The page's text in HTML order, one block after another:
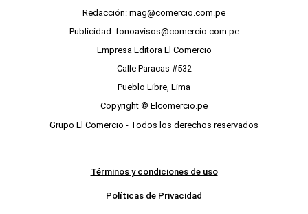
Redacción: mag@comercio.com.pe
Publicidad: fonoavisos@comercio.com.pe
Empresa Editora El Comercio
Calle Paracas #532
Pueblo Libre, Lima
Copyright © Elcomercio.pe
Grupo El Comercio - Todos los derechos reservados
Términos y condiciones de uso
Políticas de Privacidad